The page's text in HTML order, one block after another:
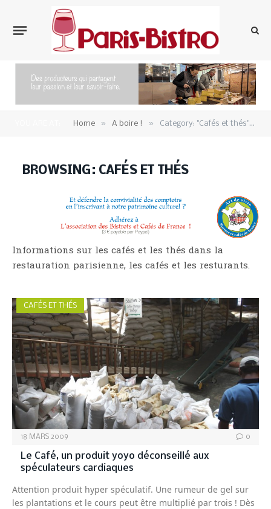
Home » A boire ! » Category: "Cafés et thés" (Page 3)
BROWSING: CAFÉS ET THÉS
Informations sur les cafés et les thés dans la
restauration parisienne, les cafés et les resturants.
CAFÉS ET THÉS
18 MARS 2009 0
Le Café, un produit yoyo déconseillé aux
spéculateurs cardiaques
Attention produit hyper spéculatif. Une rumeur de gel sur
les plantations et le cours peut être multiplié par trois ! Dès